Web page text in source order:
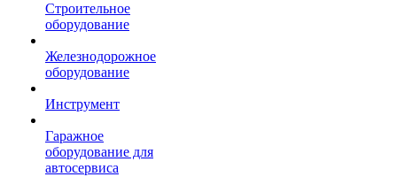
Строительное
оборудование
Железнодорожное
оборудование
Инструмент
Гаражное
оборудование для
автосервиса